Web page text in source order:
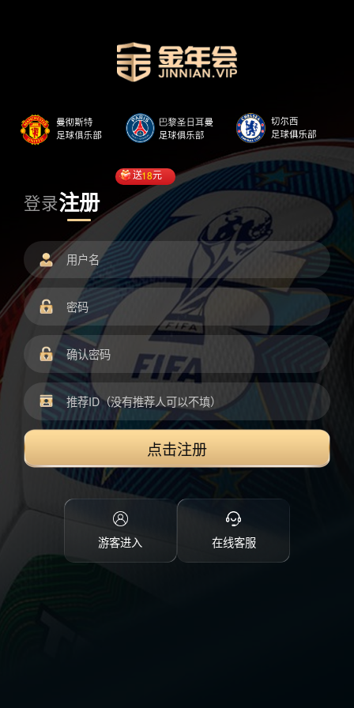
登录注册
送18元
点击注册
游客进入 在线客服